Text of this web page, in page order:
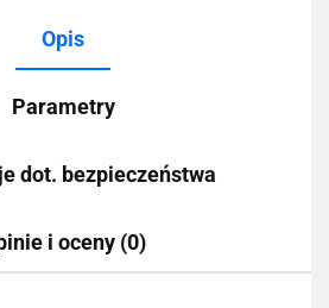
Opis
Parametry
dot. bezpieczeństwa
i oceny (0)